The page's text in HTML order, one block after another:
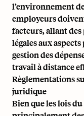
l’environnement
employeurs
facteurs, allant
légales aux
gestion des
travail à distance
Règlementations
juridique
Bien que les lois